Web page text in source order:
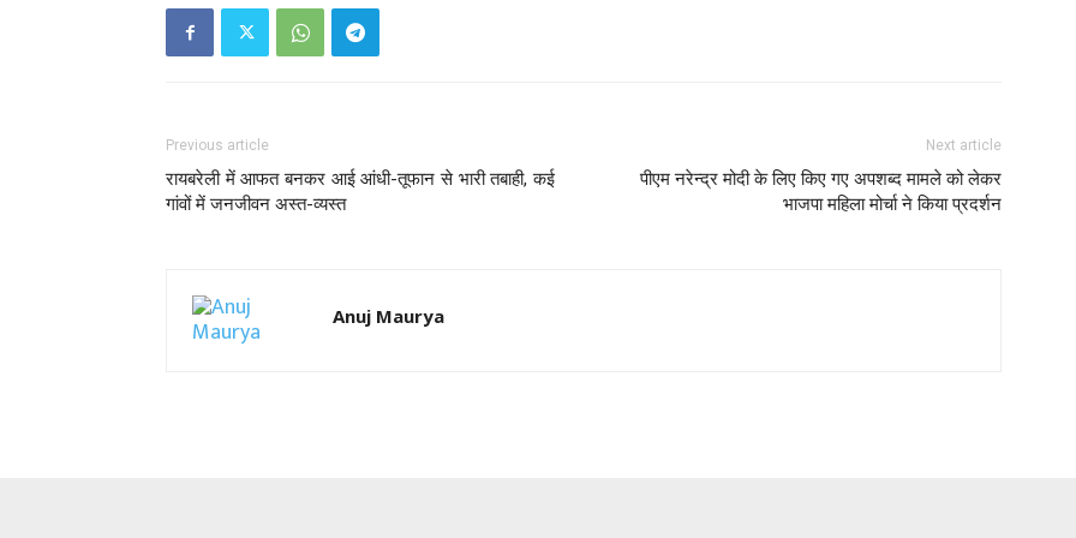
Previous article
रायबरेली में आफत बनकर आई आंधी-तूफान से भारी तबाही, कई
गांवों में जनजीवन अस्त-व्यस्त
Next article
पीएम नरेन्द्र मोदी के लिए किए गए अपशब्द मामले को लेकर
भाजपा महिला मोर्चा ने किया प्रदर्शन
Anuj Maurya